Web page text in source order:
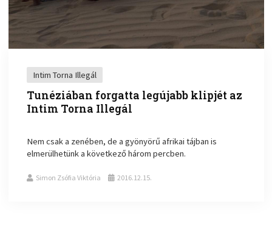
Intim Torna Illegál
Tunéziában forgatta legújabb klipjét az
Intim Torna Illegál
Nem csak a zenében, de a gyönyörű afrikai tájban is
elmerülhetünk a következő három percben.
Simon Zsófia Viktória 2016.12.15.